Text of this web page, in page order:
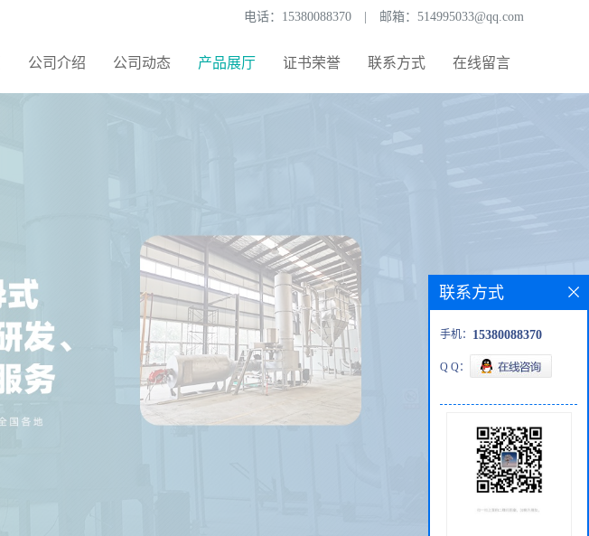
电话： 15380088370 邮箱： 514995033@qq.com
公司介绍 公司动态 产品展厅 证书荣誉 联系方式 在线留言
联系方式
手机： 15380088370
Q Q：